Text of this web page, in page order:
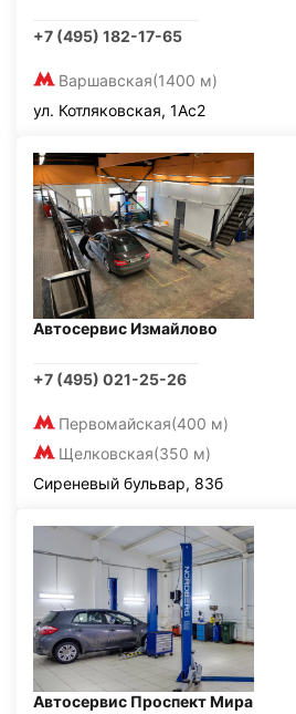
+7 (495) 182-17-65
Варшавская(1400 м)
ул. Котляковская, 1Ас2
Автосервис Измайлово
+7 (495) 021-25-26
Первомайская(400 м)
Щелковская(350 м)
Сиреневый бульвар, 83б
Автосервис Проспект Мира